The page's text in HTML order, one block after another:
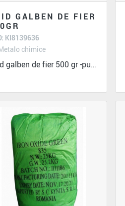
GALBEN DE FIER
KI8139636
chimice
Oxid galben de fier 500 gr -putere extrem de...